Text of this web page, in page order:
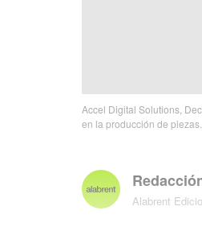
Accel Digital Solutions,
en la producción de piezas.
Alabrent